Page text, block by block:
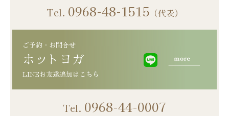
Tel. 0968-48-1515 （代表）
ご予約・お問合せ
LINEお友達追加はこちら
Tel. 0968-44-0007